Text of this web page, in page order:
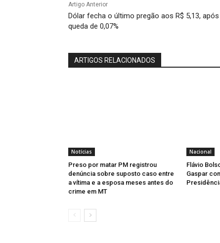
Artigo Anterior
Dólar fecha o último pregão aos R$ 5,13, após
queda de 0,07%
ARTIGOS RELACIONADOS
Notícias
Preso por matar PM registrou
denúncia sobre suposto caso entre
a vítima e a esposa meses antes do
crime em MT
Nacional
Flávio
Gaspar